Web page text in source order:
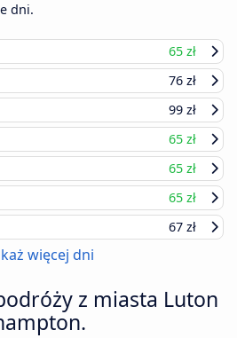
dni.
65 zł
76 zł
99 zł
65 zł
65 zł
65 zł
67 zł
więcej dni
z miasta Luton